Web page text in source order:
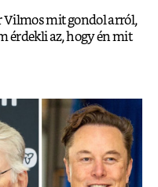
Vilmos mit gondol arról,
érdekli az, hogy én mit